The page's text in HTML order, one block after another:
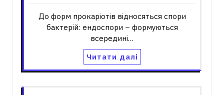
До форм прокаріотів відносяться спори
бактерій: ендоспори – формуються
всередині…
Читати далі